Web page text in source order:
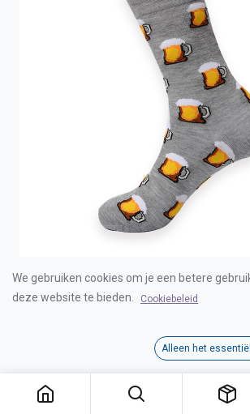
COZY NOXXIEZ SOXXIEZ PINT OF
38-45 6pcs
Category:
We gebruiken cookies om je een betere
deze website te bieden.
Cookiebeleid
Alleen het